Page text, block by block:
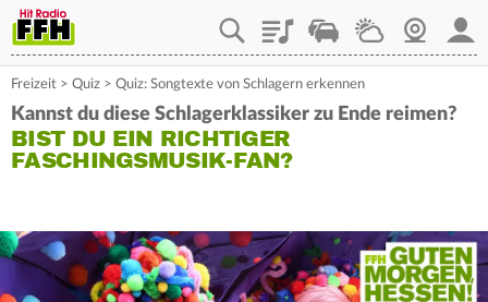
PlaylistStaupilotWetterWebcam
Freizeit > Quiz > Quiz: Songtexte von Schlagern erkennen
Kannst du diese Schlagerklassiker zu Ende reimen?
BIST DU EIN RICHTIGER
FASCHINGSMUSIK-FAN?